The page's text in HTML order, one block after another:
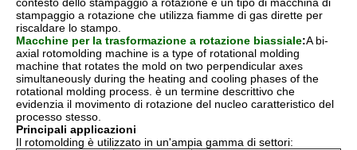
stampaggio a rotazione che utilizza fiamme di gas dirette per
riscaldare lo stampo.
Macchine per la trasformazione a rotazione biassiale:A bi-
axial rotomolding machine is a type of rotational molding
machine that rotates the mold on two perpendicular axes
simultaneously during the heating and cooling phases of the
rotational molding process. è un termine descrittivo che
evidenzia il movimento di rotazione del nucleo caratteristico del
processo stesso.
Principali applicazioni
Il rotomolding è utilizzato in un'ampia gamma di settori: